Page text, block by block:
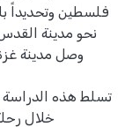
فلسطين وتحديداً
نحو مدينة
وصل مدينة
تسلط هذه
خلال